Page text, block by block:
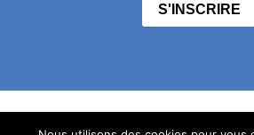
S'INSCRIRE